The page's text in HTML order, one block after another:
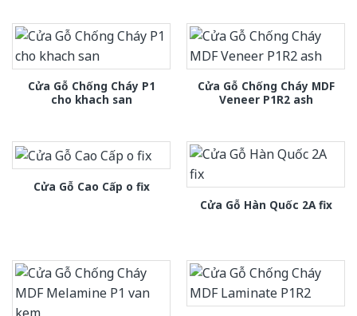
Cửa Gỗ Chống Cháy P1
cho khach san
Cửa Gỗ Chống Cháy MDF
Veneer P1R2 ash
Cửa Gỗ Cao Cấp o fix
Cửa Gỗ Hàn Quốc 2A fix